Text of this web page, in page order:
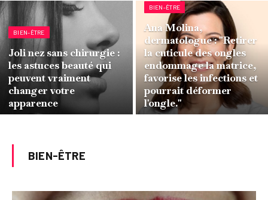
BIEN-ÊTRE
Joli nez sans chirurgie :
les astuces beauté qui
peuvent vraiment
changer votre
apparence
BIEN-ÊTRE
Ana Molina,
dermatologue : "Retirer
la cuticule des ongles
endommage la matrice,
favorise les infections et
pourrait déformer
l'ongle."
BIEN-ÊTRE